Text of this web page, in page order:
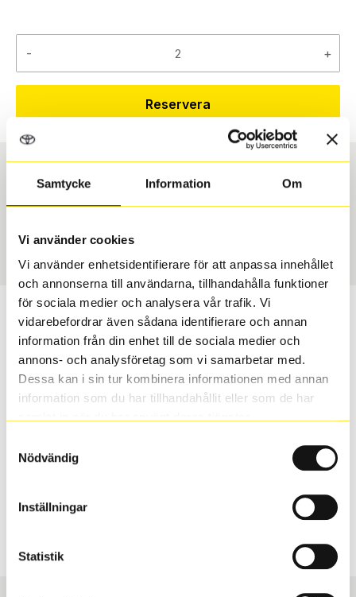
Samtycke Information Om
Vi använder cookies
Vi använder enhetsidentifierare för att anpassa innehållet
och annonserna till användarna, tillhandahålla funktioner
för sociala medier och analysera vår trafik. Vi
vidarebefordrar även sådana identifierare och annan
information från din enhet till de sociala medier och
annons- och analysföretag som vi samarbetar med.
Dessa kan i sin tur kombinera informationen med annan
information som du har tillhandahållit eller som de har
Nödvändig
Inställningar
Statistik
- +
Reservera
Däcktyp
Sommar
Däckstorlek
275/35 R 20 102Y
70420
Passar detta däck min bil?
Ange registreringsnummer för att se om det däck du
valt passar din bilmodell. Om du köper däck som skall
sättas på dina befintliga fälgar, se till att kolla en extra
inte vara samma dimension som bilen hade ut från